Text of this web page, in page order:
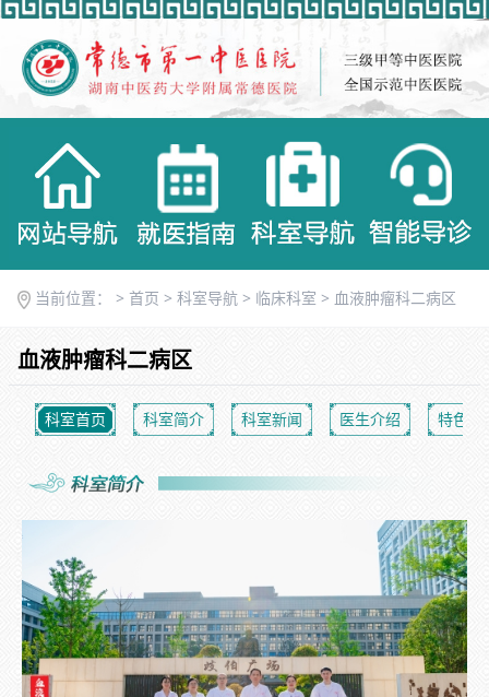
当前位置： > 首页 > 科室导航 > 临床科室 > 血液肿瘤科二病区
血液肿瘤科二病区
科室首页 科室简介 科室新闻 医生介绍 特色优